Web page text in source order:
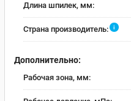
Длина шпилек, мм:
Страна производитель: i
Дополнительно:
Рабочая зона, мм: